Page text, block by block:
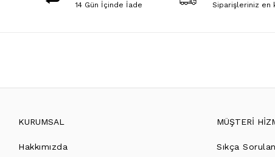
14 Gün İçinde İade Siparişleriniz en
KURUMSAL
Hakkımızda
MÜŞTERİ
Sıkça